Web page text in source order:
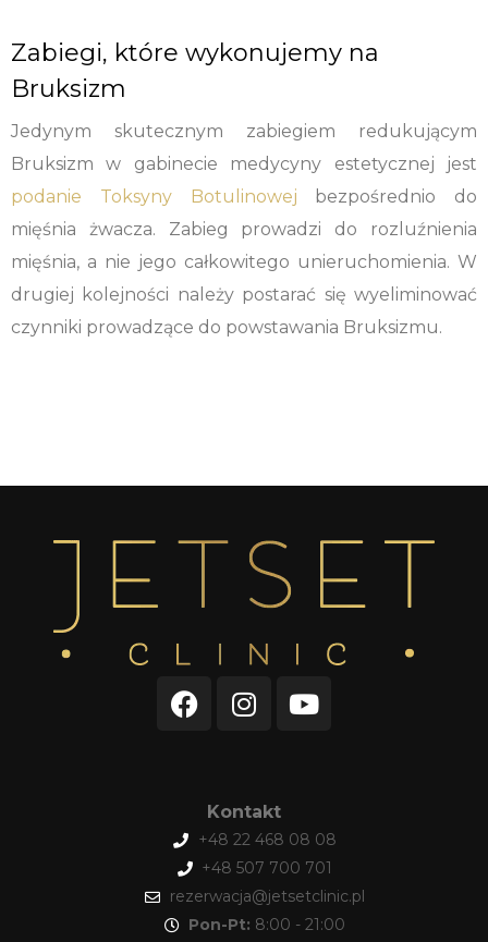
Zabiegi, które wykonujemy na
Bruksizm
Jedynym skutecznym zabiegiem redukującym
Bruksizm w gabinecie medycyny estetycznej jest
podanie Toksyny Botulinowej bezpośrednio do
mięśnia żwacza. Zabieg prowadzi do rozluźnienia
mięśnia, a nie jego całkowitego unieruchomienia. W
drugiej kolejności należy postarać się wyeliminować
czynniki prowadzące do powstawania Bruksizmu.
Kontakt
+48 22 468 08 08
+48 507 700 701
rezerwacja@jetsetclinic.pl
Pon-Pt: 8:00 - 21:00